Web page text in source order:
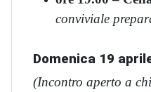
conviviale
Domenica 19
(Incontro aperto a